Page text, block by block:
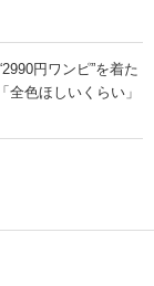
円ワンピ”を着た
色ほしいくらい」